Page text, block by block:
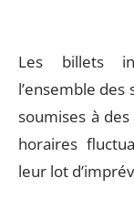
Les billets
l’ensemble
soumises à
horaires
leur lot